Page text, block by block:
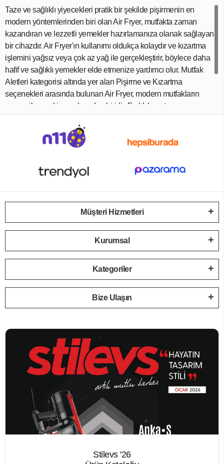
Taze ve sağlıklı yiyecekleri pratik bir şekilde pişirmenin en
modern yöntemlerinden biri olan Air Fryer, mutfakta zaman
kazandıran ve lezzetli yemekler hazırlamanıza olanak sağlayan
bir cihazdır. Air Fryer'ın kullanımı oldukça kolaydır ve kızartma
işlemini yağsız veya çok az yağ ile gerçekleştirir, böylece daha
hafif ve sağlıklı yemekler elde etmenize yardımcı olur. Mutfak
Aletleri kategorisi altında yer alan Pişirme ve Kızartma
seçenekleri arasında bulunan Air Fryer, modern mutfakların
vazgeçilmez ekipmanlarından biridir. Farklı boyut ve
sunar ve pratikliği ile kullanıcıların beğenisini kazanır.
Müşteri Hizmetleri
Kurumsal
Kategoriler
Bize Ulaşın
Stilevs '26